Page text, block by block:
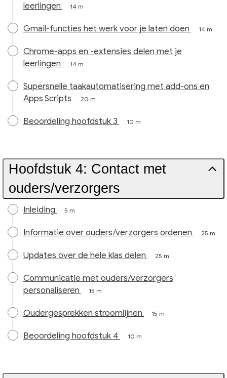
leerlingen
14 m
Gmail-functies het werk voor je laten doen 14 m
Chrome-apps en -extensies delen met je
leerlingen
14 m
Supersnelle taakautomatisering met add-ons en
Apps Scripts
20 m
Beoordeling hoofdstuk 3 10 m
Hoofdstuk 4: Contact met
ouders/verzorgers
Inleiding 5 m
Informatie over ouders/verzorgers ordenen 25 m
Updates over de hele klas delen 25 m
Communicatie met ouders/verzorgers
personaliseren
15 m
Oudergesprekken stroomlijnen 15 m
Beoordeling hoofdstuk 4 10 m